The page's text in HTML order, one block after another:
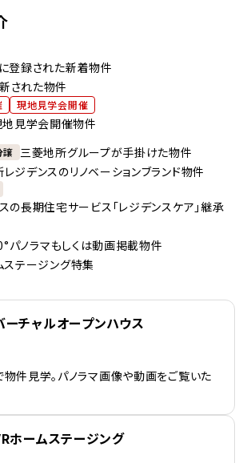
登録された新着物件
された物件
現地見学会開催
地見学会開催物件
譲 三菱地所グループが手掛けた物件
ジデンスのリノベーションブランド物件
の長期住宅サービス「レジデンスケア」継承
パノラマもしくは動画掲載物件
ステージング特集
ーチャルオープンハウス
件見学。パノラマ画像や動画をご覧いた
ホームステージング